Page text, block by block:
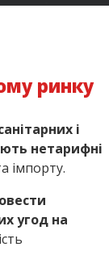
ринку
і
нетарифні
імпорту.
угод на